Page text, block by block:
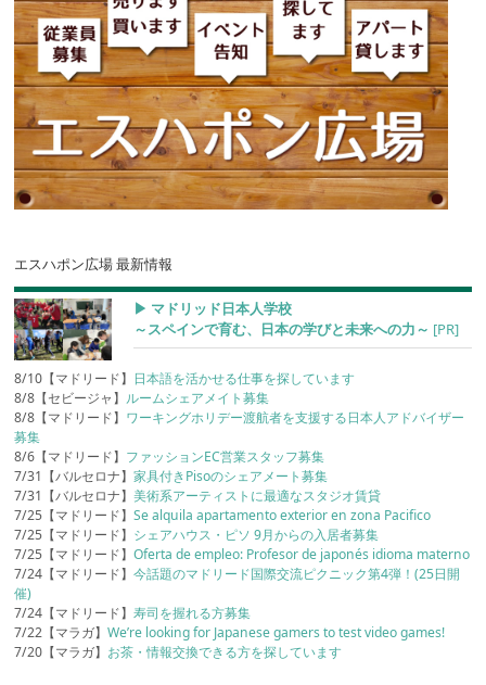
エスハポン広場 最新情報
▶︎ マドリッド日本人学校
～スペインで育む、日本の学びと未来への力～ [PR]
8/10【マドリード】 日本語を活かせる仕事を探しています
8/8【セビージャ】 ルームシェアメイト募集
8/8【マドリード】 ワーキングホリデー渡航者を支援する日本人アドバイザー
募集
8/6【マドリード】 ファッションEC営業スタッフ募集
7/31【バルセロナ】家具付きPisoのシェアメート募集
7/31【バルセロナ】美術系アーティストに最適なスタジオ賃貸
7/25【マドリード】Se alquila apartamento exterior en zona Pacifico
7/25【マドリード】 シェアハウス・ピソ 9月からの入居者募集
7/25【マドリード】Oferta de empleo: Profesor de japonés idioma materno
7/24【マドリード】今話題のマドリード国際交流ピクニック第4弾！(25日開
催)
7/24【マドリード】寿司を握れる方募集
7/22【マラガ】We’re looking for Japanese gamers to test video games!
7/20【マラガ】 お茶・情報交換できる方を探しています